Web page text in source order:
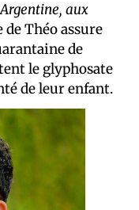
aux
de Théo assure
de
le glyphosate
de leur enfant.